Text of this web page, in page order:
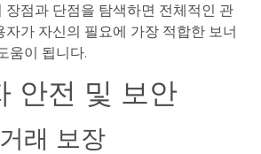
장점과 단점을 탐색하면 전체적인 관
자가 자신의 필요에 가장 적합한 보너
움이 됩니다.
안전 및 보안
래 보장